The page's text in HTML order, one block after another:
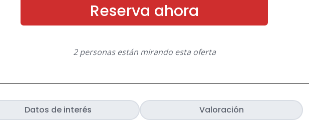
Reserva ahora
2 personas están mirando esta oferta
Datos de interés Valoración